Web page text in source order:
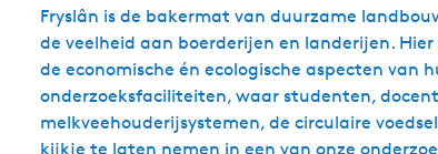
Fryslân is de bakermat van duurzame
de veelheid aan boerderijen en landerijen.
de economische én ecologische aspecten
onderzoeksfaciliteiten, waar studenten,
melkveehouderijsystemen, de circulaire
kijkje te laten nemen in een van onze